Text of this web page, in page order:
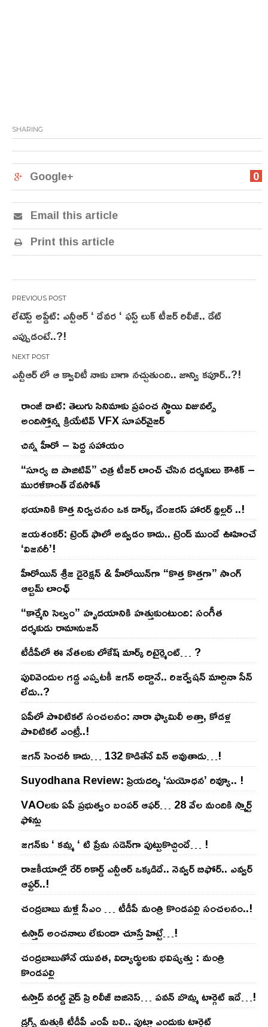
SHARING
0
Google+
Email this article
Print this article
Post
navigation
లేటెస్ట్ అప్డేట్: ఎన్టీఆర్ ‘ దేవర ‘ ఫస్ట్ లుక్ టీజర్ రిలీజ్.. డేట్
ఎప్పుడంటే..?!
ఎన్టీఆర్ లో ఆ క్వాలిటీ నాకు బాగా నచ్చుతుంది.. జాన్వి కపూర్..?!
రాంజీ డాట్: తెలుగు సినిమాకు ప్రపంచ స్థాయి విజువల్స్
అందిస్తోన్న క్రియేటివ్ VFX సూపర్‌వైజర్
చిన్న హీరో – పెద్ద సహాయం
“సూర్య బి పాజిటివ్” చిత్ర టీజర్ లాంచ్ చేసిన‌ దర్శకులు కౌశిక్ –
మురళీకాంత్ దేవసోత్
భయానికి కొత్త నిర్వచనం ఒక డార్క్, డేంజరస్ హారర్ థ్రిల్లర్ ..!
జయశంకర్: ట్రెండ్‌ ఫాలో అవ్వడం కాదు.. ట్రెండ్‌ ముందే ఊహించే
‘విజనరీ’!
హీరోయిన్ శ్రీజ డైరెక్ష‌న్ & హీరోయిన్‌గా “కొత్త కొత్తగా” సాంగ్
ఆల్బమ్ లాంఛ్
“కార్మేని సెల్వం” హృదయానికి హత్తుకుంటుంది: సంగీత
దర్శకుడు రామానుజన్
టీడీపీలో ఈ నేత‌ల‌కు లోకేష్ మార్క్ రిటైర్మెంట్‌… ?
పులివెందుల గ‌డ్డ ఎప్ప‌ట‌కీ జ‌గ‌న్ అడ్డానే.. రిజ‌ర్వేష‌న్ మార్చినా సీన్
లేదు..?
ఏపీలో పొలిటిక‌ల్ సంచ‌ల‌నం: నారా ఫ్యామిలీ అత్తా, కోడ‌ళ్ల
పొలిటికల్ ఎంట్రీ..!
జ‌గ‌న్ సెంచ‌రీ కాదు… 132 కొడితేనే విన్ అవుతాడు…!
Suyodhana Review: ప్రియదర్శి ‘సుయోధన’ రివ్యూ.. !
VAOల‌కు ఏపీ ప్ర‌భుత్వం బంప‌ర్ ఆఫ‌ర్‌… 28 వేల మందికి స్మార్ట్
ఫోన్లు
జ‌గ‌న్‌కు ‘ క‌మ్మ ‘ టి ప్రేమ స‌డెన్‌గా పుట్టుకొచ్చిందే… !
రాజ‌కీయాల్లో రేర్ రికార్డ్ ఎన్టీఆర్ ఒక్క‌డిదే.. నెవ్వ‌ర్ బిఫోర్‌.. ఎవ్వ‌ర్
ఆఫ్ట‌ర్‌..!
చంద్ర‌బాబు మ‌ళ్లీ సీఎం … టీడీపీ మంత్రి కొండ‌ప‌ల్లి సంచ‌ల‌నం..!
ఉస్తాద్ అంచ‌నాలు లేకుండా చూస్తే హిట్టే…!
చంద్ర‌బాబుతోనే యువ‌త‌, విద్యార్థుల‌కు భ‌విష్య‌త్తు : మంత్రి
కొండ‌ప‌ల్లి
ఉస్తాద్ వ‌ర‌ల్డ్ వైడ్ ప్రి రిలీజ్ బిజినెస్‌… ప‌వ‌న్ బొమ్మ టార్గెట్ ఇదే…!
డ్రగ్స్ మత్తుకి టీడీపీ ఎంపీ బలి.. పుట్టా ఎందుకు టార్గెట్